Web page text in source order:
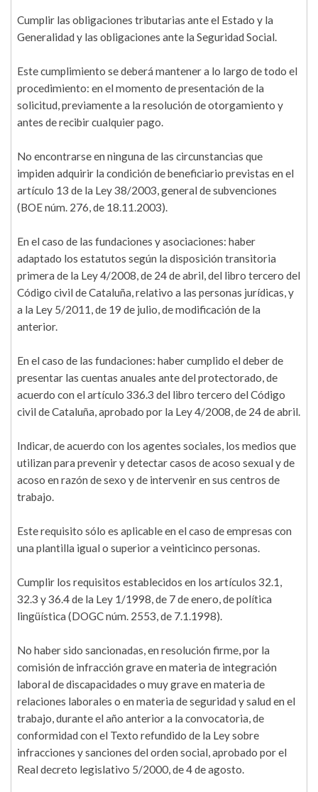
Cumplir las obligaciones tributarias ante el Estado y la
Generalidad y las obligaciones ante la Seguridad Social.
Este cumplimiento se deberá mantener a lo largo de todo el
procedimiento: en el momento de presentación de la
solicitud, previamente a la resolución de otorgamiento y
antes de recibir cualquier pago.
No encontrarse en ninguna de las circunstancias que
impiden adquirir la condición de beneficiario previstas en el
artículo 13 de la Ley 38/2003, general de subvenciones
(BOE núm. 276, de 18.11.2003).
En el caso de las fundaciones y asociaciones: haber
adaptado los estatutos según la disposición transitoria
primera de la Ley 4/2008, de 24 de abril, del libro tercero del
Código civil de Cataluña, relativo a las personas jurídicas, y
a la Ley 5/2011, de 19 de julio, de modificación de la
anterior.
En el caso de las fundaciones: haber cumplido el deber de
presentar las cuentas anuales ante del protectorado, de
acuerdo con el artículo 336.3 del libro tercero del Código
civil de Cataluña, aprobado por la Ley 4/2008, de 24 de abril.
Indicar, de acuerdo con los agentes sociales, los medios que
utilizan para prevenir y detectar casos de acoso sexual y de
acoso en razón de sexo y de intervenir en sus centros de
trabajo.
Este requisito sólo es aplicable en el caso de empresas con
una plantilla igual o superior a veinticinco personas.
Cumplir los requisitos establecidos en los artículos 32.1,
32.3 y 36.4 de la Ley 1/1998, de 7 de enero, de política
lingüística (DOGC núm. 2553, de 7.1.1998).
No haber sido sancionadas, en resolución firme, por la
comisión de infracción grave en materia de integración
laboral de discapacidades o muy grave en materia de
relaciones laborales o en materia de seguridad y salud en el
trabajo, durante el año anterior a la convocatoria, de
conformidad con el Texto refundido de la Ley sobre
infracciones y sanciones del orden social, aprobado por el
Real decreto legislativo 5/2000, de 4 de agosto.